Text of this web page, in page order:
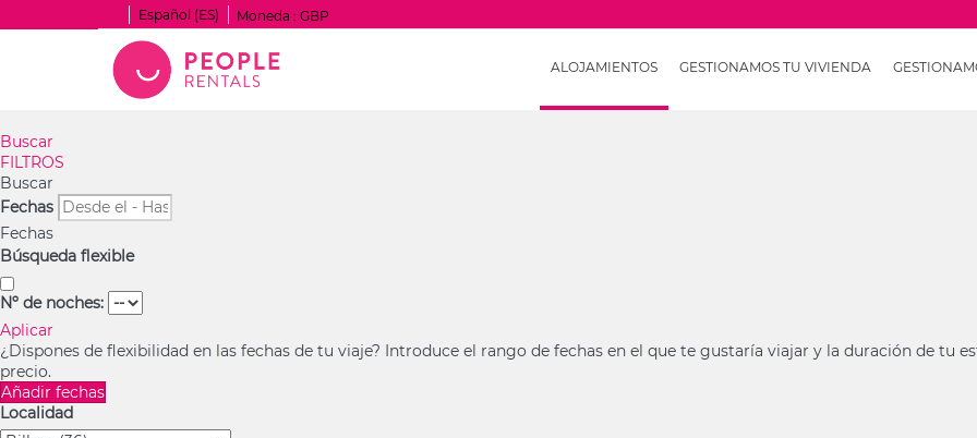
Español (ES) Moneda : GBP
ALOJAMIENTOS GESTIONAMOS TU VIVIENDA
Buscar
FILTROS
Buscar
Fechas
Fechas
Búsqueda flexible
Nº de noches:
Aplicar
¿Dispones de flexibilidad en las fechas de tu viaje? Introduce el rango de fechas en el que te gustaría viajar y la duración de tu
precio.
Añadir fechas
Localidad